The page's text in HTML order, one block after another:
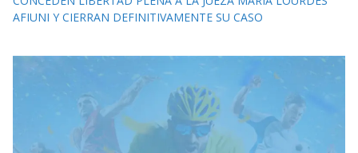
AFIUNI Y CIERRAN DEFINITIVAMENTE SU CASO